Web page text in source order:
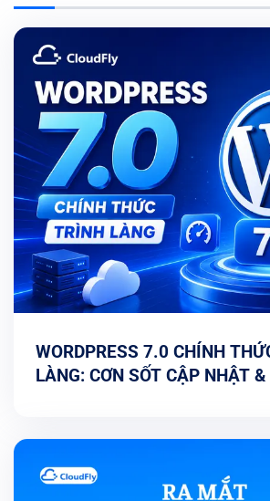
WORDPRESS 7.0 CHÍNH
LÀNG: CƠN SỐT CẬP NHẬT &